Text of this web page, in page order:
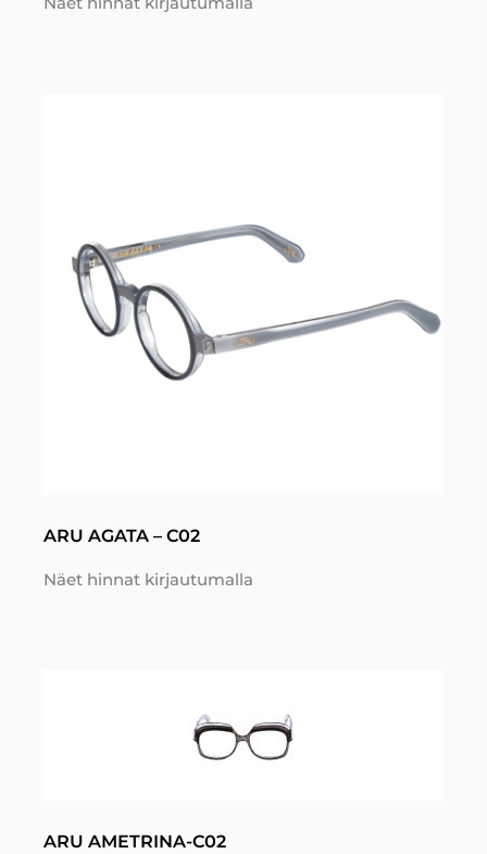
ARU AGATA – C02
Näet hinnat kirjautumalla
ARU AMETRINA-C02